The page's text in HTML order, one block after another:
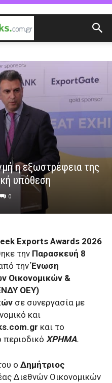
η εξωστρέφεια της
υπόθεση
0
Exports Awards 2026
την Παρασκευή 8
τηνΈνωση
Οικονομικών &
ΟΕΥ)
σε συνεργασία με
και
και το
περιοδικό ΧΡΗΜΑ.
ο Δημήτριος
Διεθνών Οικονομικών